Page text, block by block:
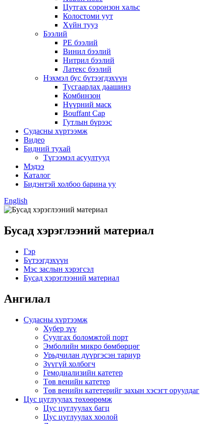
Цутгах соронзон хальс
Колостоми уут
Хүйн тууз
Бээлий
PE бээлий
Винил бээлий
Нитрил бээлий
Латекс бээлий
Нэхмэл бус бүтээгдэхүүн
Тусгаарлах даашинз
Комбинзон
Нүүрний маск
Bouffant Cap
Гутлын бүрээс
Судасны хүртээмж
Видео
Бидний тухай
Түгээмэл асуултууд
Мэдээ
Каталог
Бидэнтэй холбоо барина уу
English
Бусад хэрэглээний материал
Гэр
Бүтээгдэхүүн
Мэс заслын хэрэгсэл
Бусад хэрэглээний материал
Ангилал
Судасны хүртээмж
Хубер зүү
Суулгах боломжтой порт
Эмболийн микро бөмбөрцөг
Урьдчилан дүүргэсэн тариур
Зүүгүй холбогч
Гемодиализийн катетер
Төв венийн катетер
Төв венийн катетерийг захын хэсэгт оруулдаг
Цус цуглуулах төхөөрөмж
Цус цуглуулах багц
Цус цуглуулах хоолой